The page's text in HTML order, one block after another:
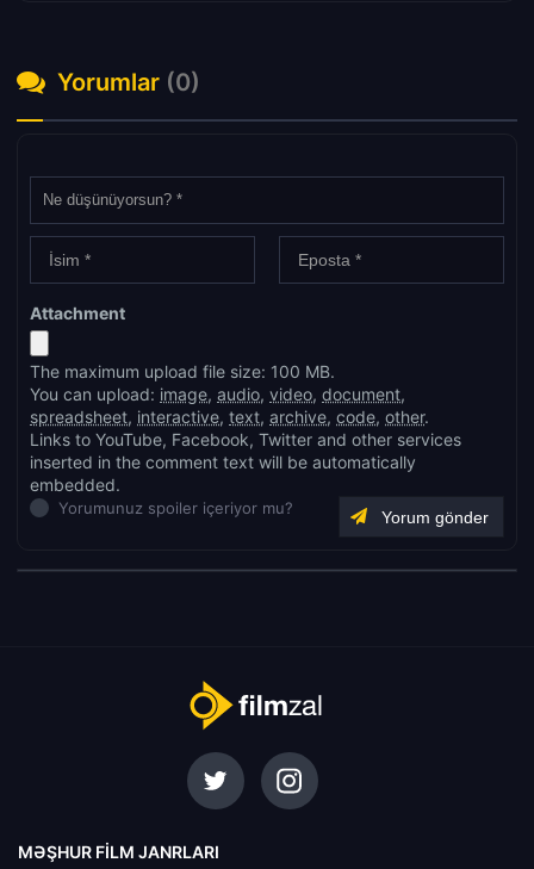
Yorumlar (0)
Attachment
The maximum upload file size: 100 MB.
You can upload: image, audio, video, document,
spreadsheet, interactive, text, archive, code, other.
Links to YouTube, Facebook, Twitter and other services
inserted in the comment text will be automatically
embedded.
Yorumunuz spoiler içeriyor mu?
MƏŞHUR FILM JANRLARI